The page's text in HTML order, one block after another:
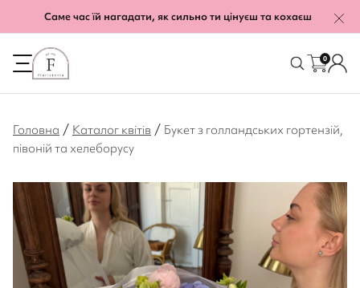
Саме час їй нагадати, як сильно ти цінуєш та кохаєш
0
Головна / Каталог квітів / Букет з голландських гортензій,
півоній та хелеборусу